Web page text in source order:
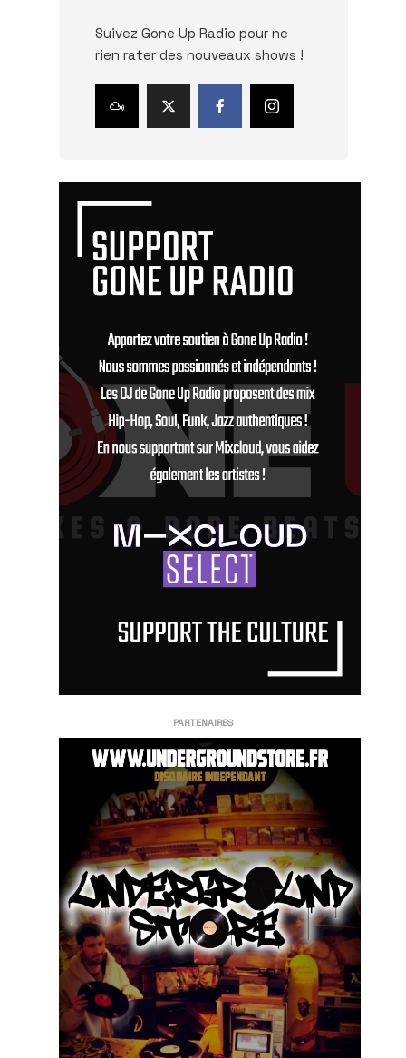
Suivez Gone Up Radio pour ne
rien rater des nouveaux shows !
PARTENAIRES